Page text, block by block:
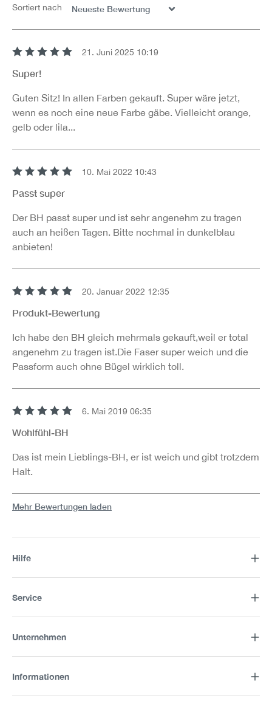
Sortiert nach
21. Juni 2025 10:19
Super!
Guten Sitz! In allen Farben gekauft. Super wäre jetzt,
wenn es noch eine neue Farbe gäbe. Vielleicht orange,
gelb oder lila...
10. Mai 2022 10:43
Passt super
Der BH passt super und ist sehr angenehm zu tragen
auch an heißen Tagen. Bitte nochmal in dunkelblau
anbieten!
20. Januar 2022 12:35
Produkt-Bewertung
Ich habe den BH gleich mehrmals gekauft,weil er total
angenehm zu tragen ist.Die Faser super weich und die
Passform auch ohne Bügel wirklich toll.
6. Mai 2019 06:35
Wohlfühl-BH
Das ist mein Lieblings-BH, er ist weich und gibt trotzdem
Halt.
Mehr Bewertungen laden
Hilfe
Service
Unternehmen
Informationen